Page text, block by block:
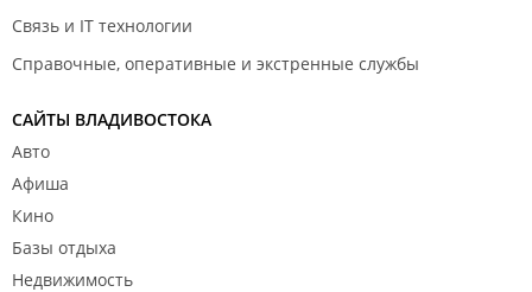
Связь и IT технологии
Справочные, оперативные и экстренные службы
САЙТЫ ВЛАДИВОСТОКА
Авто
Афиша
Кино
Базы отдыха
Недвижимость